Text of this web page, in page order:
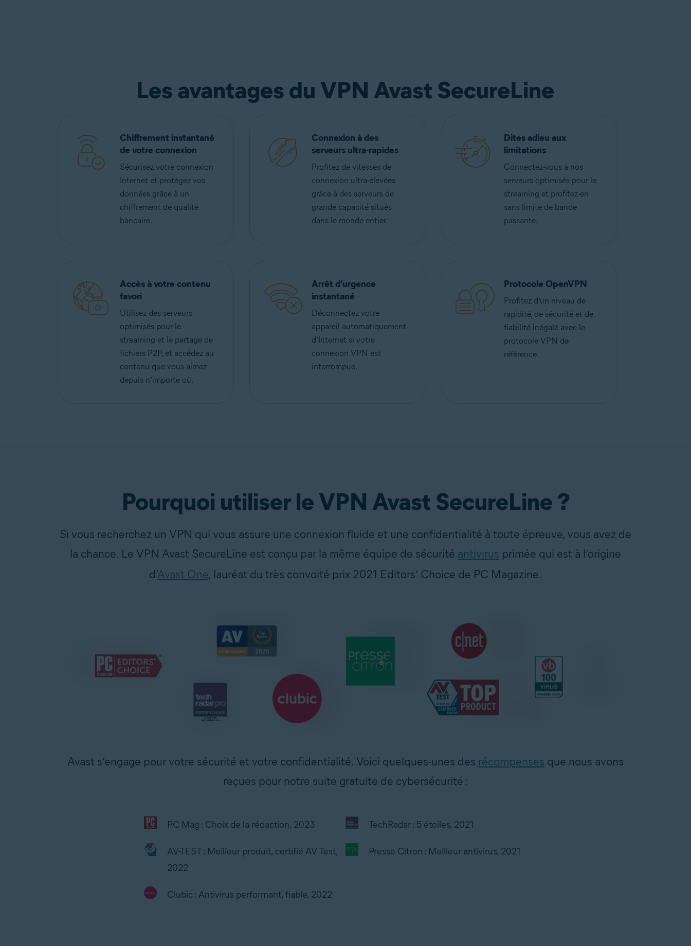
Les avantages du VPN Avast SecureLine
Chiffrement instantané
de votre connexion
Sécurisez votre connexion
Internet et protégez vos
données grâce à un
chiffrement de qualité
bancaire.
Connexion à des
serveurs ultra-rapides
Profitez de vitesses de
connexion ultra-élevées
grâce à des serveurs de
grande capacité situés
dans le monde entier.
Dites adieu aux
limitations
Connectez-vous à nos
serveurs optimisés pour le
streaming et profitez-en
sans limite de bande
passante.
Accès à votre contenu
favori
Utilisez des serveurs
optimisés pour le
streaming et le partage de
fichiers P2P, et accédez au
contenu que vous aimez
depuis n’importe où.
Arrêt d’urgence
instantané
Déconnectez votre
appareil automatiquement
d’Internet si votre
connexion VPN est
interrompue.
Protocole OpenVPN
Profitez d’un niveau de
rapidité, de sécurité et de
fiabilité inégalé avec le
protocole VPN de
référence.
Pourquoi utiliser le VPN Avast SecureLine ?
Si vous recherchez un VPN qui vous assure une connexion fluide et une confidentialité à toute épreuve, vous avez de
la chance. Le VPN Avast SecureLine est conçu par la même équipe de sécurité antivirus primée qui est à l’origine
d’Avast One, lauréat du très convoité prix 2021 Editors’ Choice de PC Magazine.
Avast s’engage pour votre sécurité et votre confidentialité. Voici quelques-unes des récompenses que nous avons
reçues pour notre suite gratuite de cybersécurité :
PC Mag : Choix de la rédaction, 2023 TechRadar : 5 étoiles, 2021
AV-TEST : Meilleur produit, certifié AV Test,
2022
Presse Citron : Meilleur antivirus, 2021
Clubic : Antivirus performant, fiable, 2022